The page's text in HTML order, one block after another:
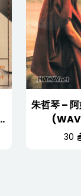
朱哲琴 –
30